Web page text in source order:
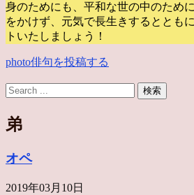
身のためにも、平和な世の中のため
をかけず、元気で長生きするととも
トいたしましょう！
photo俳句を投稿する
弟
オペ
2019年03月10日